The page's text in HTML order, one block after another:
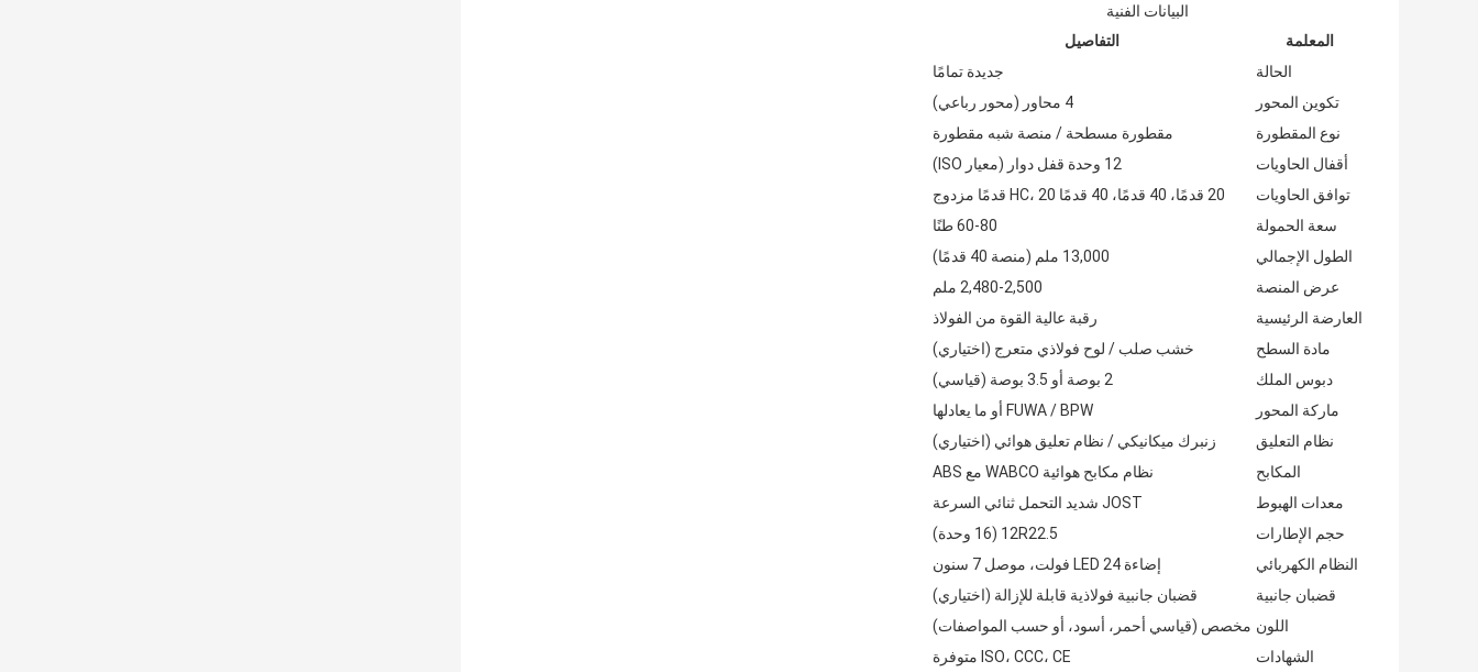
البيانات الفنية
المعلمة
التفاصيل
الحالة
جديدة تمامًا
تكوين المحور
4 محاور (محور رباعي)
نوع المقطورة
مقطورة مسطحة / منصة شبه مقطورة
أقفال الحاويات
12 وحدة قفل دوار (معيار ISO)
توافق الحاويات
20 قدمًا، 40 قدمًا، 40 قدمًا HC، 20 قدمًا مزدوج
سعة الحمولة
60-80 طنًا
الطول الإجمالي
13,000 ملم (منصة 40 قدمًا)
عرض المنصة
2,480-2,500 ملم
العارضة الرئيسية
رقبة عالية القوة من الفولاذ
مادة السطح
خشب صلب / لوح فولاذي متعرج (اختياري)
دبوس الملك
2 بوصة أو 3.5 بوصة (قياسي)
ماركة المحور
FUWA / BPW أو ما يعادلها
نظام التعليق
زنبرك ميكانيكي / نظام تعليق هوائي (اختياري)
المكابح
نظام مكابح هوائية WABCO مع ABS
معدات الهبوط
JOST شديد التحمل ثنائي السرعة
حجم الإطارات
12R22.5 (16 وحدة)
النظام الكهربائي
إضاءة LED 24 فولت، موصل 7 سنون
قضبان جانبية
قضبان جانبية فولاذية قابلة للإزالة (اختياري)
اللون مخصص (قياسي أحمر، أسود، أو حسب المواصفات)
الشهادات
ISO، CCC، CE متوفرة